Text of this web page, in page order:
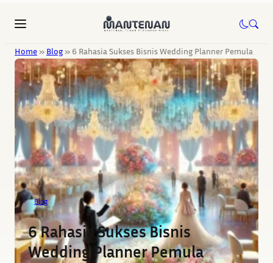
Home » Blog » 6 Rahasia Sukses Bisnis Wedding Planner Pemula
Blog
6 Rahasia Sukses Bisnis
Wedding Planner Pemula